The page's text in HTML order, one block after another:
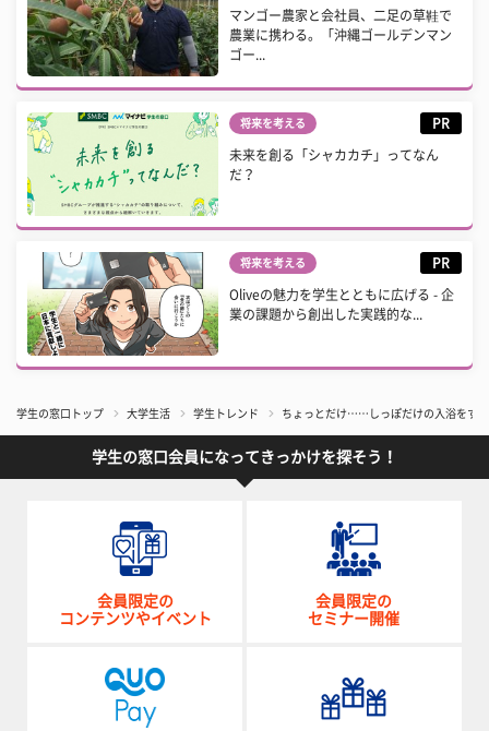
マンゴー農家と会社員、二足の草鞋で
農業に携わる。「沖縄ゴールデンマン
ゴー...
将来を考える PR
未来を創る「シャカカチ」ってなん
だ？
将来を考える PR
Oliveの魅力を学生とともに広げる - 企
業の課題から創出した実践的な...
学生の窓口トップ 大学生活 学生トレンド ちょっとだけ……しっぽだけの入浴をす
学生の窓口会員になってきっかけを探そう！
会員限定の
コンテンツやイベント
会員限定の
セミナー開催